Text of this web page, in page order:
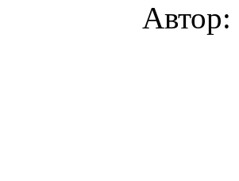
Автор: